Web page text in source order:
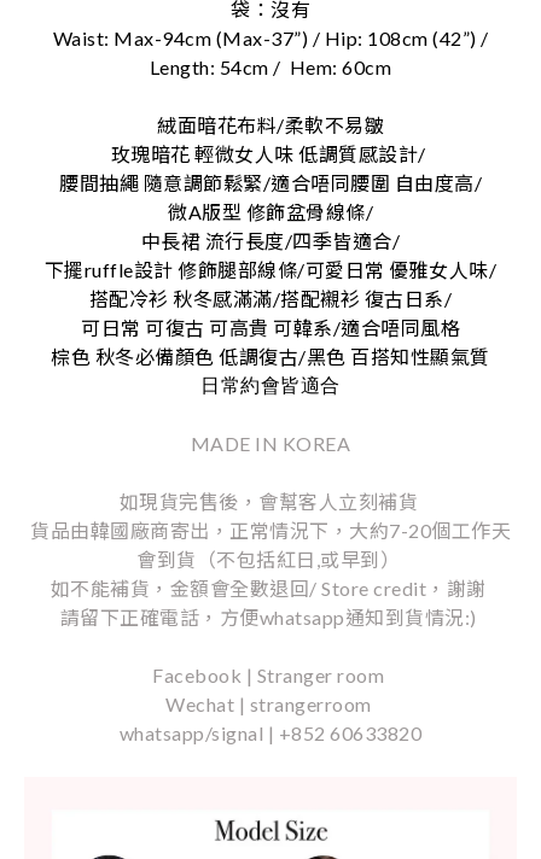
袋：沒有
Waist: Max-94cm (Max-37”) / Hip: 108cm (42”) /
Length: 54cm / Hem: 60cm
絨面暗花布料/柔軟不易皺
玫瑰暗花 輕微女人味 低調質感設計/
腰間抽繩 隨意調節鬆緊/適合唔同腰圍 自由度高/
微A版型 修飾盆骨線條/
中長裙 流行長度/四季皆適合/
下擺ruffle設計 修飾腿部線條/可愛日常 優雅女人味/
搭配冷衫 秋冬感滿滿/搭配襯衫 復古日系/
可日常 可復古 可高貴 可韓系/適合唔同風格
棕色 秋冬必備顏色 低調復古/黑色 百搭知性顯氣質
日常約會皆適合
MADE IN KOREA
如現貨完售後，會幫客人立刻補貨
貨品由韓國廠商寄出，正常情況下，大約7-20個工作天
會到貨（不包括紅日,或早到）
如不能補貨，金額會全數退回/ Store credit，謝謝
請留下正確電話，方便whatsapp通知到貨情況:)
Facebook | Stranger room
Wechat | strangerroom
whatsapp/signal | +852 60633820